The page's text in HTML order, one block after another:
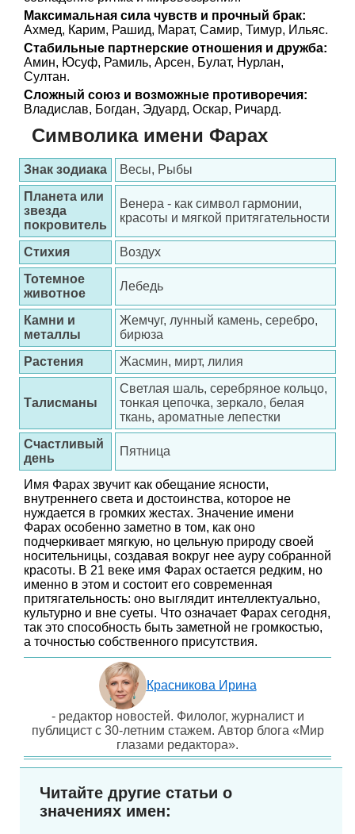
Максимальная сила чувств и прочный брак:
Ахмед, Карим, Рашид, Марат, Самир, Тимур, Ильяс.
Стабильные партнерские отношения и дружба:
Амин, Юсуф, Рамиль, Арсен, Булат, Нурлан,
Султан.
Сложный союз и возможные противоречия:
Владислав, Богдан, Эдуард, Оскар, Ричард.
Символика имени Фарах
Знак зодиака
Весы, Рыбы
Планета или
звезда
покровитель
Венера - как символ гармонии,
красоты и мягкой притягательности
Стихия
Воздух
Тотемное
животное
Лебедь
Камни и
металлы
Жемчуг, лунный камень, серебро,
бирюза
Растения
Жасмин, мирт, лилия
Талисманы
Светлая шаль, серебряное кольцо,
тонкая цепочка, зеркало, белая
ткань, ароматные лепестки
Счастливый
день
Пятница
Имя Фарах звучит как обещание ясности,
внутреннего света и достоинства, которое не
нуждается в громких жестах. Значение имени
Фарах особенно заметно в том, как оно
подчеркивает мягкую, но цельную природу своей
носительницы, создавая вокруг нее ауру собранной
красоты. В 21 веке имя Фарах остается редким, но
именно в этом и состоит его современная
притягательность: оно выглядит интеллектуально,
культурно и вне суеты. Что означает Фарах сегодня,
так это способность быть заметной не громкостью,
а точностью собственного присутствия.
Красникова Ирина
- редактор новостей. Филолог, журналист и
публицист с 30-летним стажем. Автор блога «Мир
глазами редактора».
Читайте другие статьи о
значениях имен: